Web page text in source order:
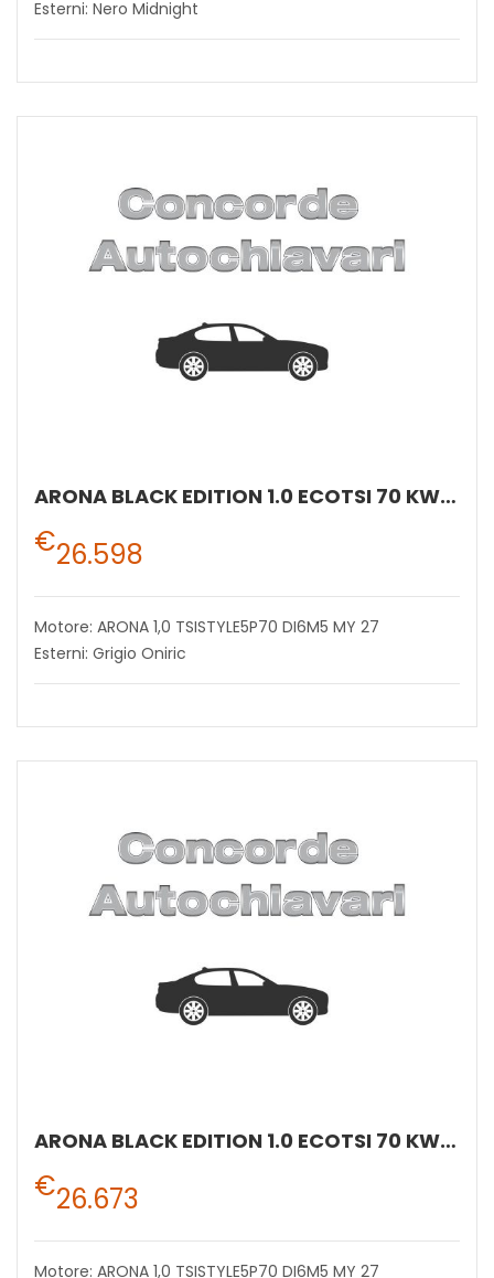
Esterni: Nero Midnight
ARONA BLACK EDITION 1.0 ECOTSI 70 KW (95 CV) BENZINA MANUALE 5 MARCE 2WD
€26.598
Motore: ARONA 1,0 TSISTYLE5P70 DI6M5 MY 27
Esterni: Grigio Oniric
ARONA BLACK EDITION 1.0 ECOTSI 70 KW (95 CV) BENZINA MANUALE 5 MARCE 2WD
€26.673
Motore: ARONA 1,0 TSISTYLE5P70 DI6M5 MY 27